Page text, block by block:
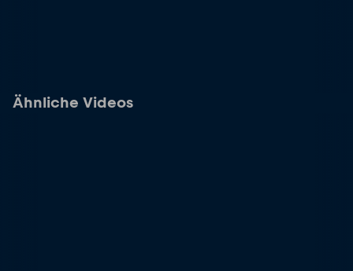
Ähnliche Videos